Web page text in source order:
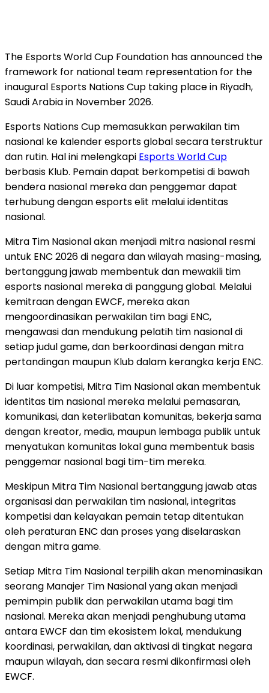
The Esports World Cup Foundation has announced the
framework for national team representation for the
inaugural Esports Nations Cup taking place in Riyadh,
Saudi Arabia in November 2026.
Esports Nations Cup memasukkan perwakilan tim
nasional ke kalender esports global secara terstruktur
dan rutin. Hal ini melengkapi Esports World Cup
berbasis Klub. Pemain dapat berkompetisi di bawah
bendera nasional mereka dan penggemar dapat
terhubung dengan esports elit melalui identitas
nasional.
Mitra Tim Nasional akan menjadi mitra nasional resmi
untuk ENC 2026 di negara dan wilayah masing-masing,
bertanggung jawab membentuk dan mewakili tim
esports nasional mereka di panggung global. Melalui
kemitraan dengan EWCF, mereka akan
mengoordinasikan perwakilan tim bagi ENC,
mengawasi dan mendukung pelatih tim nasional di
setiap judul game, dan berkoordinasi dengan mitra
pertandingan maupun Klub dalam kerangka kerja ENC.
Di luar kompetisi, Mitra Tim Nasional akan membentuk
identitas tim nasional mereka melalui pemasaran,
komunikasi, dan keterlibatan komunitas, bekerja sama
dengan kreator, media, maupun lembaga publik untuk
menyatukan komunitas lokal guna membentuk basis
penggemar nasional bagi tim-tim mereka.
Meskipun Mitra Tim Nasional bertanggung jawab atas
organisasi dan perwakilan tim nasional, integritas
kompetisi dan kelayakan pemain tetap ditentukan
oleh peraturan ENC dan proses yang diselaraskan
dengan mitra game.
Setiap Mitra Tim Nasional terpilih akan menominasikan
seorang Manajer Tim Nasional yang akan menjadi
pemimpin publik dan perwakilan utama bagi tim
nasional. Mereka akan menjadi penghubung utama
antara EWCF dan tim ekosistem lokal, mendukung
koordinasi, perwakilan, dan aktivasi di tingkat negara
maupun wilayah, dan secara resmi dikonfirmasi oleh
EWCF.